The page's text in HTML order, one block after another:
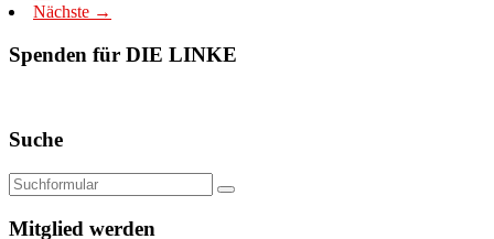
Nächste →
Spenden für DIE LINKE
Suche
Mitglied werden